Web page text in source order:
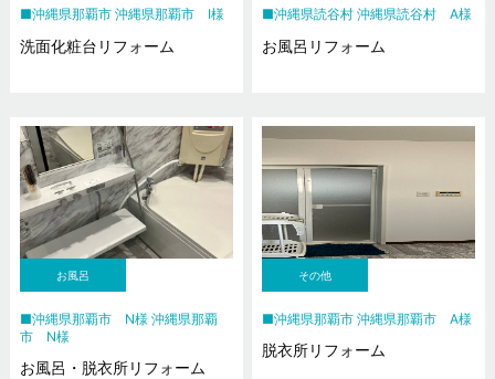
沖縄県那覇市 沖縄県那覇市 I様
洗面化粧台リフォーム
沖縄県読谷村 沖縄県読谷村 A様
お風呂リフォーム
お風呂
沖縄県那覇市 N様 沖縄県那覇
市 N様
お風呂・脱衣所リフォーム
その他
沖縄県那覇市 沖縄県那覇市 A様
脱衣所リフォーム